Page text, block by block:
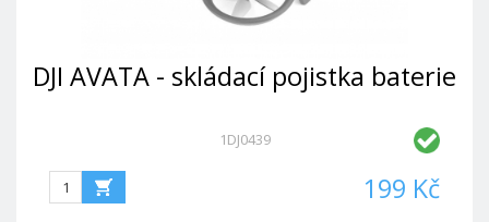
DJI AVATA - skládací pojistka baterie
1DJ0439
199 Kč